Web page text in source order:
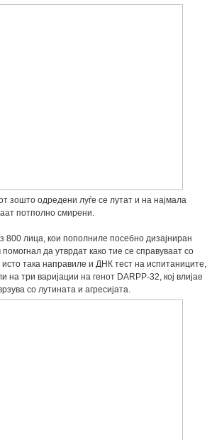
зошто одредени луѓе се лутат и на најмала
потполно смирени.
800 лица, кои пополниле посебно дизајниран
да утврдат како тие се справуваат со
така направиле и ДНК тест на испитаниците,
на три варијации на генот DARPP-32, кој влијае
со лутината и агресијата.